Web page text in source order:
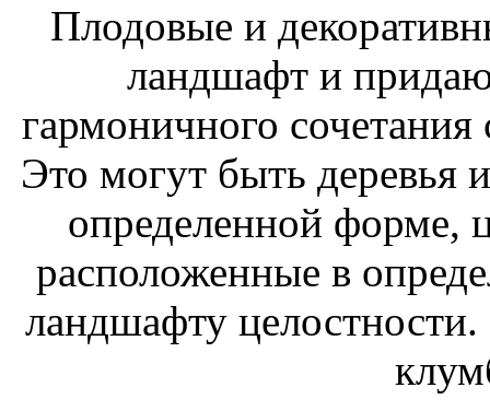
Плодовые и
ландшафт и
гармоничного
Это могут быть деревья
определенной форме,
расположенные в
ландшафту